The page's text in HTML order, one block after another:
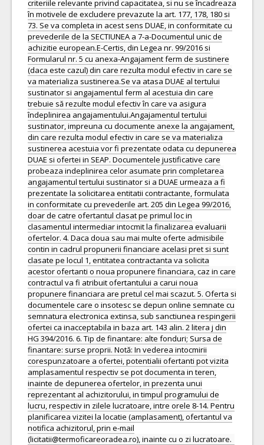
criteriile relevante privind capacitatea, si nu se încadreaza
în motivele de excludere prevazute la art. 177, 178, 180 si
73. Se va completa in acest sens DUAE, in conformitate cu
prevederile de la SECTIUNEA a 7-a-Documentul unic de
achizitie european.E-Certis, din Legea nr. 99/2016 si
Formularul nr. 5 cu anexa-Angajament ferm de sustinere
(daca este cazul) din care rezulta modul efectiv in care se
va materializa sustinerea.Se va atasa DUAE al tertului
sustinator si angajamentul ferm al acestuia din care
trebuie să rezulte modul efectiv în care va asigura
îndeplinirea angajamentului.Angajamentul tertului
sustinator, impreuna cu documente anexe la angajament,
din care rezulta modul efectiv in care se va materializa
sustinerea acestuia vor fi prezentate odata cu depunerea
DUAE si ofertei in SEAP. Documentele justificative care
probeaza indeplinirea celor asumate prin completarea
angajamentul tertului sustinator si a DUAE urmeaza a fi
prezentate la solicitarea entitatii contractante, formulata
in conformitate cu prevederile art. 205 din Legea 99/2016,
doar de catre ofertantul clasat pe primul loc in
clasamentul intermediar intocmit la finalizarea evaluarii
ofertelor. 4. Daca doua sau mai multe oferte admisibile
contin in cadrul propunerii financiare acelasi pret si sunt
clasate pe locul 1, entitatea contractanta va solicita
acestor ofertanti o noua propunere financiara, caz in care
contractul va fi atribuit ofertantului a carui noua
propunere financiara are pretul cel mai scazut. 5. Oferta si
documentele care o insotesc se depun online semnate cu
semnatura electronica extinsa, sub sanctiunea respingerii
ofertei ca inacceptabila in baza art. 143 alin. 2 litera j din
HG 394/2016. 6. Tip de finantare: alte fonduri; Sursa de
finantare: surse proprii. Notă: In vederea intocmirii
corespunzatoare a ofertei, potentialii ofertanti pot vizita
amplasamentul respectiv se pot documenta in teren,
inainte de depunerea ofertelor, in prezenta unui
reprezentant al achizitorului, in timpul programului de
lucru, respectiv in zilele lucratoare, intre orele 8-14. Pentru
planificarea vizitei la locatie (amplasament), ofertantul va
notifica achizitorul, prin e-mail
(licitatii@termoficareoradea.ro), inainte cu o zi lucratoare.